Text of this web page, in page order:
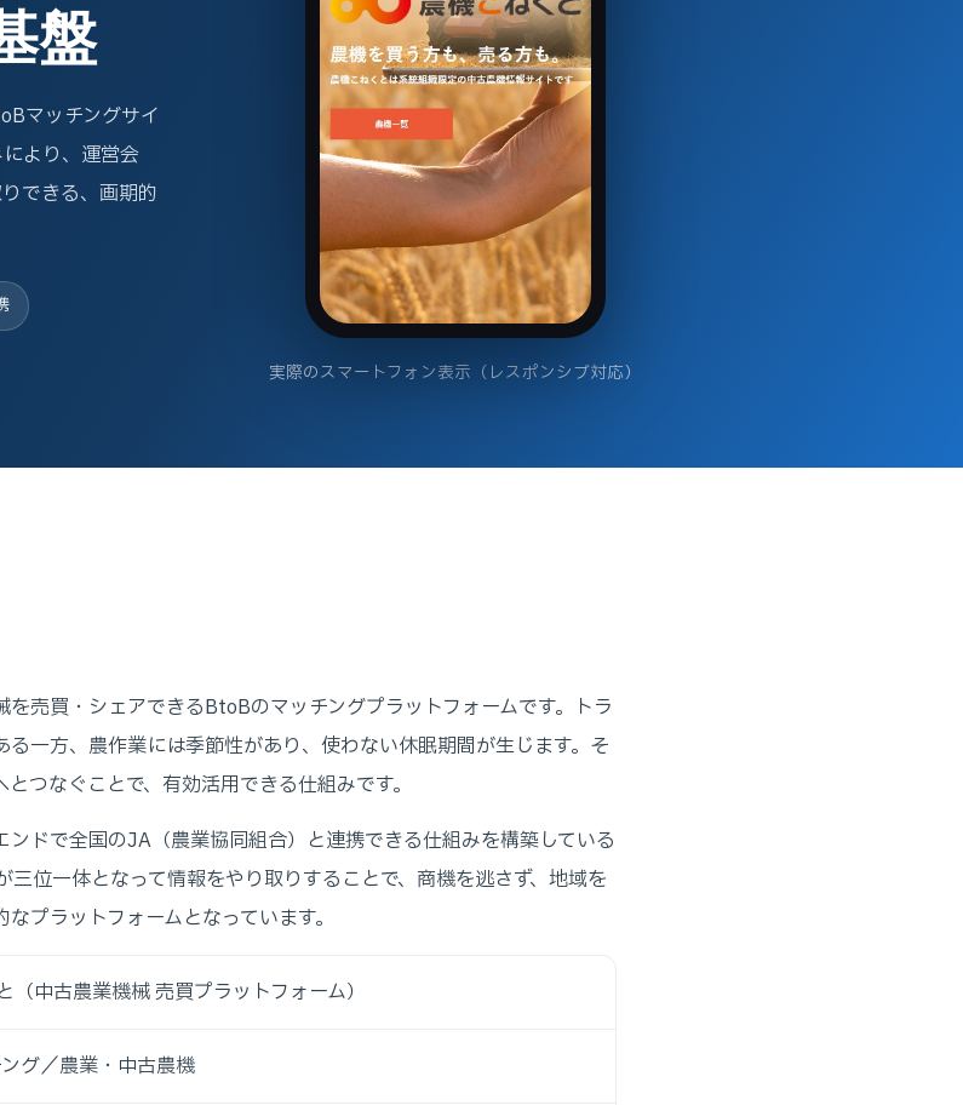
盤
マッチングサイ
より、運営会
できる、画期的
実際のスマートフォン表示（レスポンシブ対応）
を売買・シェアできるBtoBのマッチングプラットフォームです。トラ
一方、農作業には季節性があり、使わない休眠期間が生じます。そ
つなぐことで、有効活用できる仕組みです。
ドで全国のJA（農業協同組合）と連携できる仕組みを構築している
位一体となって情報をやり取りすることで、商機を逃さず、地域を
プラットフォームとなっています。
（中古農業機械 売買プラットフォーム）
グ／農業・中古農機